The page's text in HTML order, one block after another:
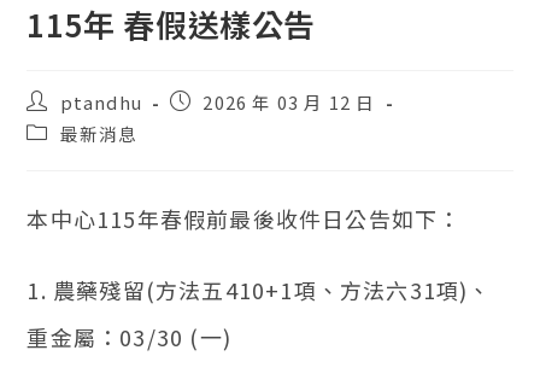
115年 春假送樣公告
貼
文
ptandhu
貼
2026 年 03 月 12 日
貼
別：
最新消息
本中心115年春假前最後收件日公告如下：
1. 農藥殘留(方法五410+1項、方法六31項)、
重金屬：03/30 (一)